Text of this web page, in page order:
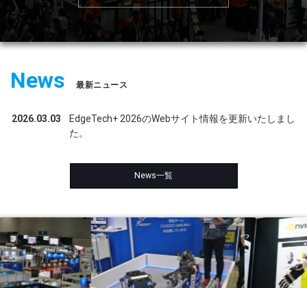
News 最新ニュース
2026.03.03
EdgeTech+ 2026のWebサイト情報を更新いたしまし
た。
News一覧
会場風景
出展案内
出展要項
プレス
英文での広告案内にご注意